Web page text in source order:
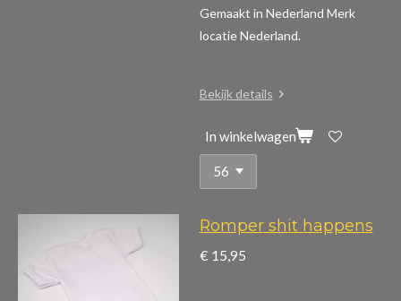
Gemaakt in Nederland Merk
locatie Nederland.
Bekijk details
In winkelwagen
Romper shit happens
€ 15,95